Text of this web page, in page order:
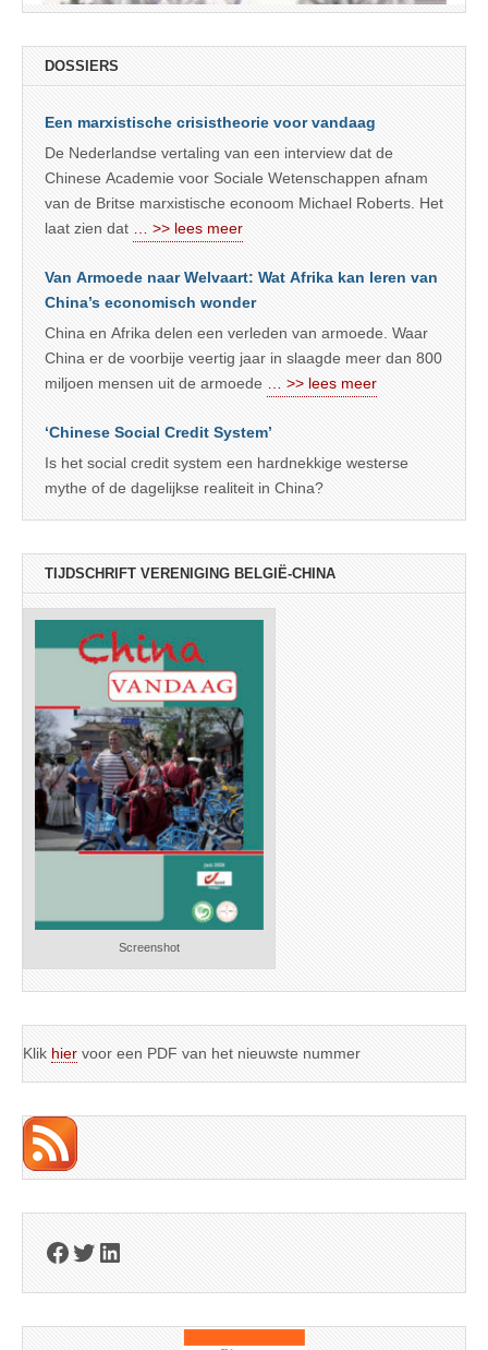
DOSSIERS
Een marxistische crisistheorie voor vandaag
De Nederlandse vertaling van een interview dat de
Chinese Academie voor Sociale Wetenschappen afnam
van de Britse marxistische econoom Michael Roberts. Het
laat zien dat
… >> lees meer
Van Armoede naar Welvaart: Wat Afrika kan leren van
China’s economisch wonder
China en Afrika delen een verleden van armoede. Waar
China er de voorbije veertig jaar in slaagde meer dan 800
miljoen mensen uit de armoede
… >> lees meer
‘Chinese Social Credit System’
Is het social credit system een hardnekkige westerse
mythe of de dagelijkse realiteit in China?
TIJDSCHRIFT VERENIGING BELGIË-CHINA
Screenshot
Klik hier voor een PDF van het nieuwste nummer
Facebook
Twitter
LinkedIn